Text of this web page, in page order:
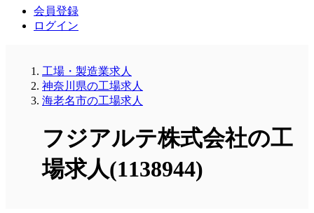
会員登録
ログイン
工場・製造業求人
神奈川県の工場求人
海老名市の工場求人
フジアルテ株式会社の工
場求人(1138944)